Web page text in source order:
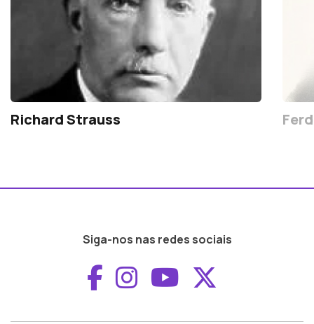
Richard Strauss
Siga-nos nas redes sociais
Aceder ao
Aceder ao
Aceder ao